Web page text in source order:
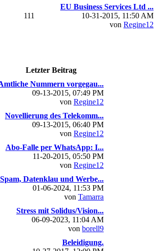
111
EU Business Services Ltd ...
10-31-2015, 11:50 AM
von Regine12
Letzter Beitrag
Nummern vorgegau...
09-13-2015, 07:49 PM
von Regine12
Novellierung des Telekomm...
09-13-2015, 06:40 PM
von Regine12
Abo-Falle per WhatsApp: I...
11-20-2015, 05:50 PM
von Regine12
Spam, Datenklau und Werbe...
01-06-2024, 11:53 PM
von Tamarra
Stress mit Solidus/Vision...
06-09-2023, 11:04 AM
von borell9
Beleidigung.